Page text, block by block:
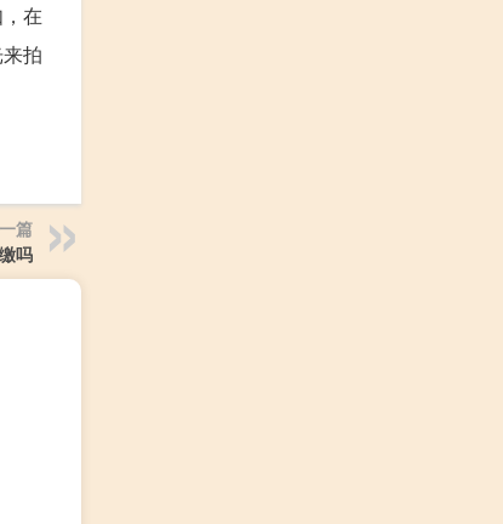
在
拍
篇
吗